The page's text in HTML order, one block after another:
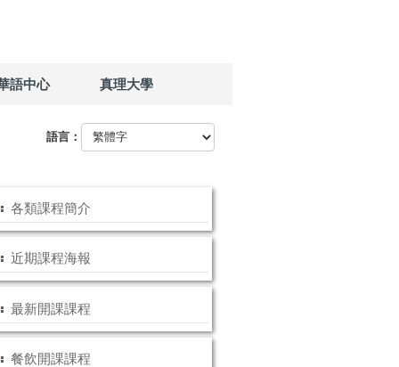
語中心 真理大學
語言：
各類課程簡介
近期課程海報
最新開課課程
餐飲開課課程